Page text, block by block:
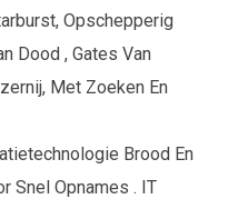
Opschepperig
Dood , Gates Van
Met Zoeken En
Brood En
Snel Opnames . IT